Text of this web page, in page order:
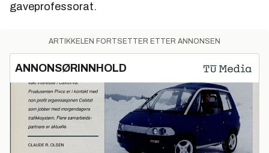
gaveprofessorat.
ARTIKKELEN FORTSETTER ETTER ANNONSEN
ANNONSØRINNHOLD